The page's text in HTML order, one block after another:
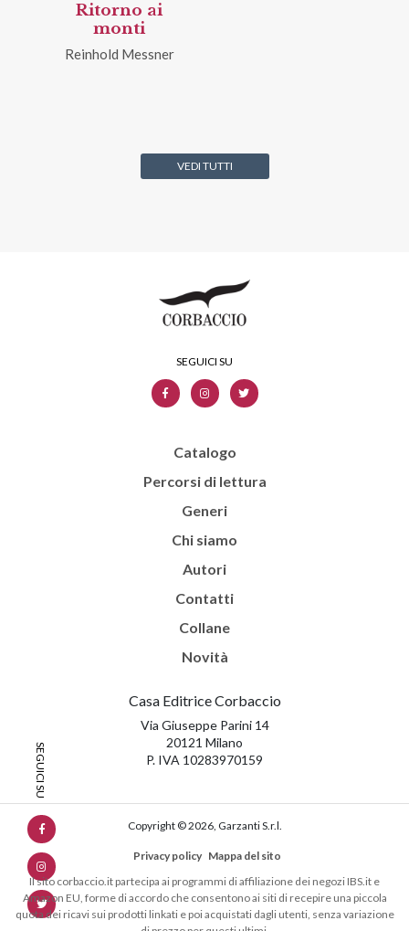
Ritorno ai
monti
Reinhold Messner
VEDI TUTTI
Catalogo
Percorsi di lettura
Generi
Chi siamo
Autori
Contatti
Collane
Novità
Casa Editrice Corbaccio
Via Giuseppe Parini 14
20121 Milano
P. IVA 10283970159
Copyright © 2026, Garzanti S.r.l.
Privacy policy Mappa del sito
Il sito corbaccio.it partecipa ai programmi di affiliazione dei negozi IBS.it e
Amazon EU, forme di accordo che consentono ai siti di recepire una piccola
quota dei ricavi sui prodotti linkati e poi acquistati dagli utenti, senza variazione